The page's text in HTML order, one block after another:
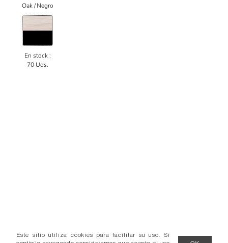
Este sitio utiliza cookies para facilitar su uso. Si
Oak / Negro
En stock :
70 Uds.